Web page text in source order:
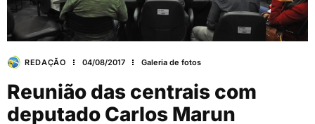
REDAÇÃO 04/08/2017 Galeria de fotos
Reunião das centrais com
deputado Carlos Marun